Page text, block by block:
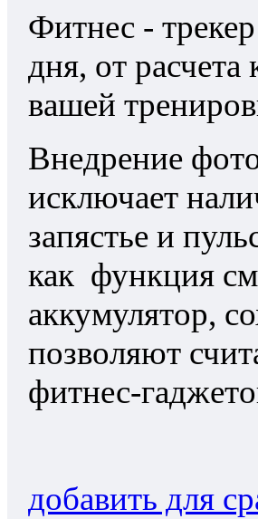
Фитнес -
дня, от расчета
вашей
Внедрение
исключает
запястье и
как функция
аккумулятор,
позволяют
фитнес-
добавить для